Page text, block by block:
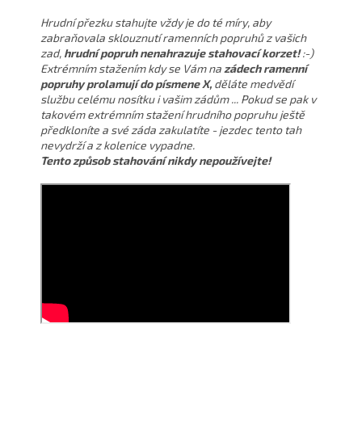
Hrudní přezku stahujte vždy je do té míry, aby
zabraňovala sklouznutí ramenních popruhů z vašich
zad, hrudní popruh nenahrazuje stahovací korzet!:-)
Extrémním stažením kdy se Vám na zádech ramenní
popruhy prolamují do písmene X, děláte medvědí
službu celému nosítku i vašim zádům ... Pokud se pak v
takovém extrémním stažení hrudního popruhu ještě
předkloníte a své záda zakulatíte - jezdec tento tah
nevydrží a z kolenice vypadne.
Tento způsob stahování nikdy nepoužívejte!